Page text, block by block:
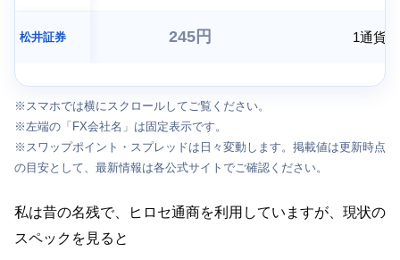
松井証券 245円 1通貨
※スマホでは横にスクロールしてご覧ください。
※左端の「FX会社名」は固定表示です。
※スワップポイント・スプレッドは日々変動します。掲載値は更新時点
の目安として、最新情報は各公式サイトでご確認ください。
私は昔の名残で、ヒロセ通商を利用していますが、現状の
スペックを見ると